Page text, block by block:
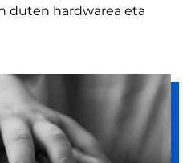
duten hardwarea eta